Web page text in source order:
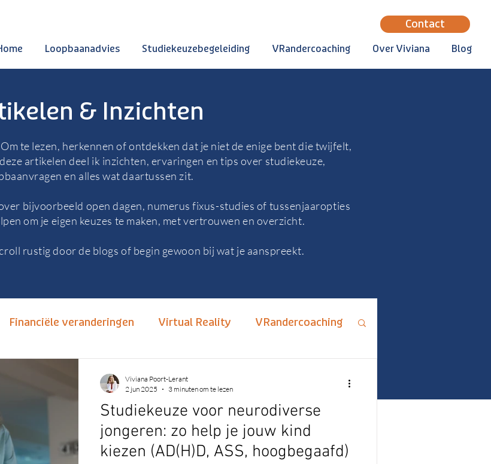
Contact
Loopbaanadvies Studiekeuzebegeleiding VRandercoaching Over Viviana Blog
& Inzichten
te lezen, herkennen of ontdekken dat je niet de enige bent die twijfelt,
artikelen deel ik inzichten, ervaringen en tips over studiekeuze,
en alles wat daartussen zit.
bijvoorbeeld open dagen, numerus fixus-studies of tussenjaaropties
om je eigen keuzes te maken, met vertrouwen en overzicht.
rustig door de blogs of begin gewoon bij wat je aanspreekt.
Financiële veranderingen Virtual Reality VRandercoaching
Carrièrebegeleiding Numerus Fixus
Studiekeuze voor neurodiverse
jongeren: zo help je jouw kind
kiezen (AD(H)D, ASS, hoogbegaafd)
Viviana Poort-Lerant
2 jun 2025
3 minuten om te lezen